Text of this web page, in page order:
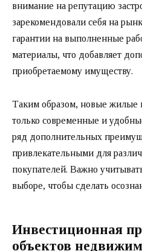
внимание на репутацию
зарекомендовали себя на
гарантии на выполненные
материалы, что добавляет
приобретаемому имуществу.
Таким образом, новые жилые
только современные и
ряд дополнительных
привлекательными для
покупателей. Важно
выборе, чтобы сделать
Инвестиционная
объектов